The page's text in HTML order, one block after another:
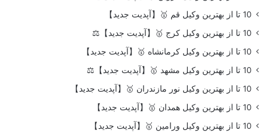
10 تا از بهترین وکیل قم 🥇【آپدیت جدید】
10 تا از بهترین وکیل کرج 🥇【آپدیت جدید】⚖️
10 تا از بهترین وکیل کرمانشاه 🥇【آپدیت جدید】
10 تا از بهترین وکیل مشهد 🥇【آپدیت جدید】⚖️
10 تا از بهترین وکیل نور مازندران 🥇【آپدیت جدید】
10 تا از بهترین وکیل همدان 🥇【آپدیت جدید】
10 تا از بهترین وکیل ورامین 🥇【آپدیت جدید】